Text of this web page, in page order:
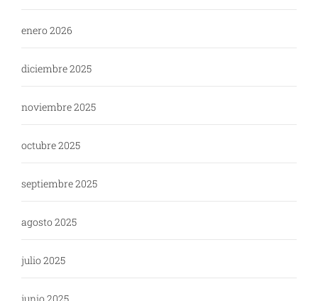
enero 2026
diciembre 2025
noviembre 2025
octubre 2025
septiembre 2025
agosto 2025
julio 2025